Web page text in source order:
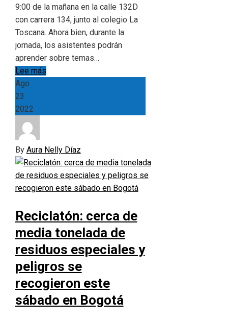
9:00 de la mañana en la calle 132D
con carrera 134, junto al colegio La
Toscana. Ahora bien, durante la
jornada, los asistentes podrán
aprender sobre temas…
Lee más
Ago
23
2022
By Aura Nelly Díaz
Reciclatón: cerca de
media tonelada de
residuos especiales y
peligros se
recogieron este
sábado en Bogotá